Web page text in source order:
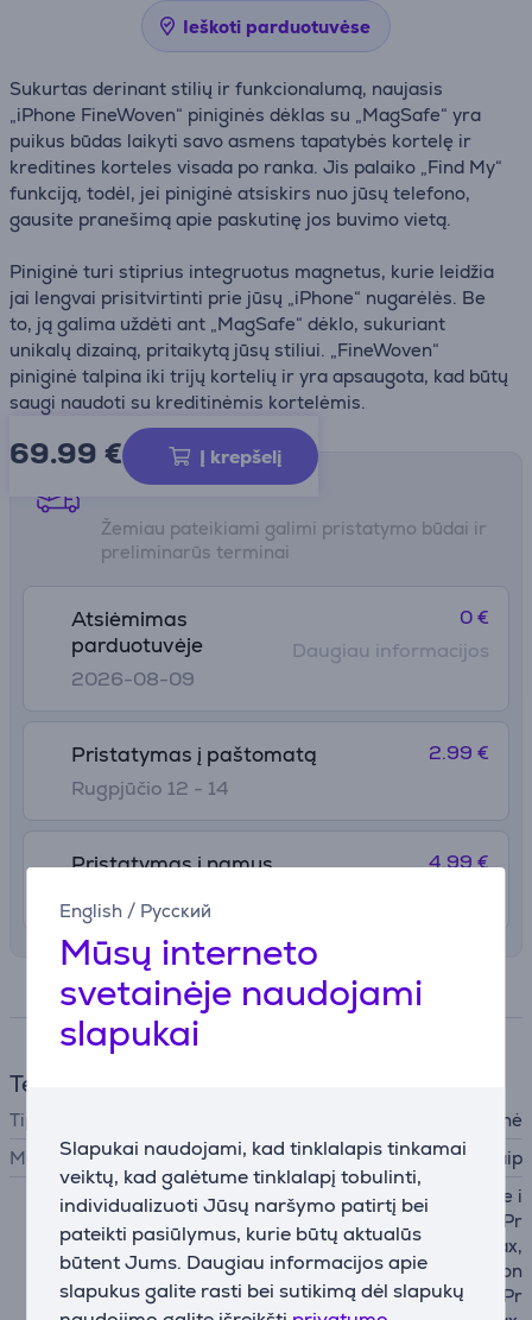
English / Русский
Mūsų interneto
svetainėje naudojami
slapukai
Slapukai naudojami, kad tinklalapis tinkamai
veiktų, kad galėtume tinklalapį tobulinti,
individualizuoti Jūsų naršymo patirtį bei
pateikti pasiūlymus, kurie būtų aktualūs
būtent Jums. Daugiau informacijos apie
slapukus galite rasti bei sutikimą dėl slapukų
Ieškoti parduotuvėse
Sukurtas derinant stilių ir funkcionalumą, naujasis
„iPhone FineWoven“ piniginės dėklas su „MagSafe“ yra
puikus būdas laikyti savo asmens tapatybės kortelę ir
kreditines korteles visada po ranka. Jis palaiko „Find My“
funkciją, todėl, jei piniginė atsiskirs nuo jūsų telefono,
gausite pranešimą apie paskutinę jos buvimo vietą.
Piniginė turi stiprius integruotus magnetus, kurie leidžia
jai lengvai prisitvirtinti prie jūsų „iPhone“ nugarėlės. Be
to, ją galima uždėti ant „MagSafe“ dėklo, sukuriant
unikalų dizainą, pritaikytą jūsų stiliui. „FineWoven“
piniginė talpina iki trijų kortelių ir yra apsaugota, kad būtų
saugi naudoti su kreditinėmis kortelėmis.
69.99 € Į krepšelį
Pristatymo būdai
Žemiau pateikiami galimi pristatymo būdai ir
preliminarūs terminai
Atsiėmimas
parduotuvėje
2026-08-09
0 €
Daugiau informacijos
Pristatymas į paštomatą
Rugpjūčio 12 - 14
2.99 €
Pristatymas į namus
Rugpjūčio 12 - 14
4.99 €
Specifikacija
Telefono aksesuarai
Tipas
Piniginė
MagSafe
Taip
Apple iPhone 12 mini, Apple i
Phone 12, Apple iPhone 12 Pr
o, Apple iPhone 12 Pro Max,
Apple iPhone 13, Apple iPhon
e 13 mini, Apple iPhone 13 Pr